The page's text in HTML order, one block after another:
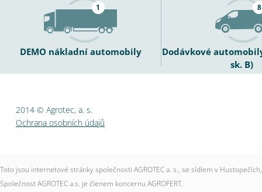
DEMO nákladní automobily
1
Dodávkové
sk. B)
8
2014 © Agrotec, a. s.
Ochrana osobních údajů
Toto jsou internetové stránky společnosti AGROTEC a. s., se sídlem v
Společnost AGROTEC a.s. je členem koncernu AGROFERT.